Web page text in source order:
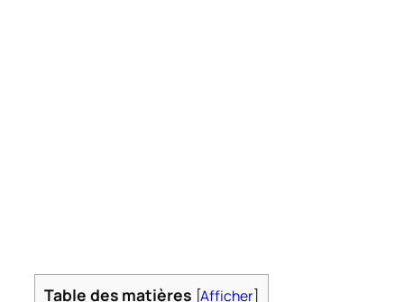
Table des matières [Afficher]